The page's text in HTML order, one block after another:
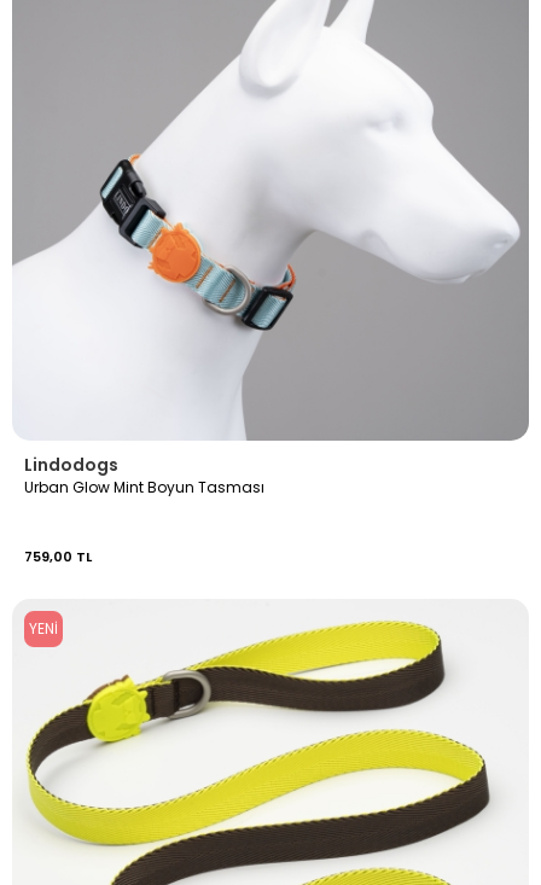
Lindodogs
Urban Glow Mint Boyun Tasması
759,00 TL
YENI